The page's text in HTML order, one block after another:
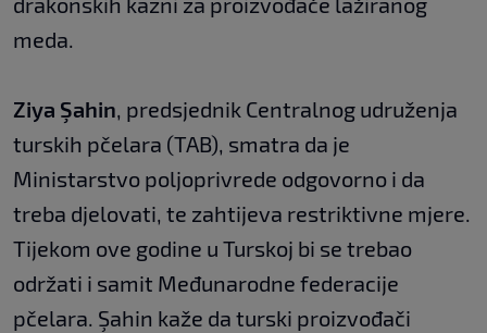
meda.
Ziya Şahin, predsjednik Centralnog udruženja
turskih pčelara (TAB), smatra da je
Ministarstvo poljoprivrede odgovorno i da
treba djelovati, te zahtijeva restriktivne mjere.
Tijekom ove godine u Turskoj bi se trebao
održati i samit Međunarodne federacije
pčelara. Şahin kaže da turski proizvođači